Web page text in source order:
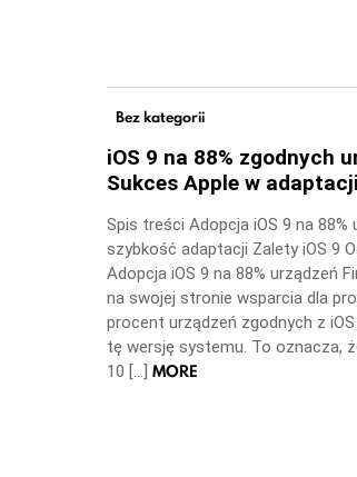
Bez kategorii
iOS 9 na 88% zgodnych
Sukces Apple w
Spis treści Adopcja iOS 9 na 88%
szybkość adaptacji Zalety iOS 9
Adopcja iOS 9 na 88% urządzeń
na swojej stronie wsparcia dla
procent urządzeń zgodnych z
tę wersję systemu. To oznacza,
10 […] MORE